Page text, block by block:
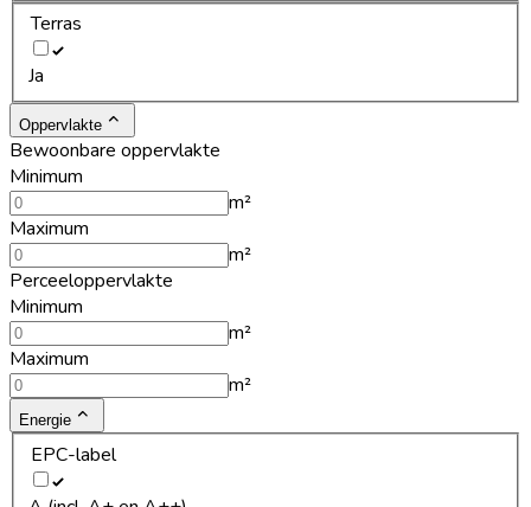
Terras
Ja
Oppervlakte
Bewoonbare oppervlakte
Minimum
m²
Maximum
m²
Perceeloppervlakte
Minimum
m²
Maximum
m²
Energie
EPC-label